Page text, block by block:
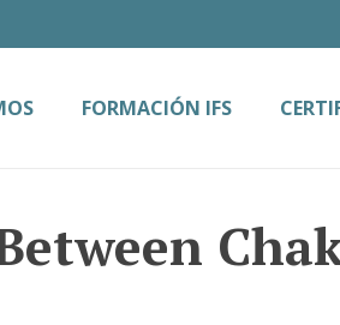
FORMACIÓN IFS